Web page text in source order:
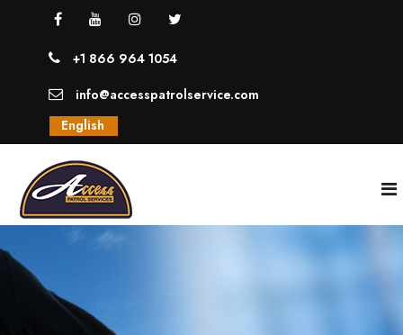
+1 866 964 1054
info@accesspatrolservice.com
English
INICIO
NOSOTROS